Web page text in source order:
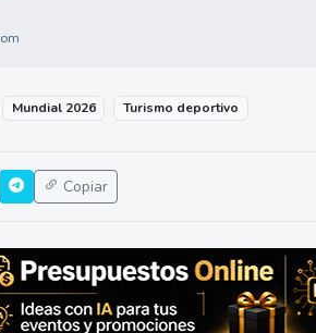
Mundial 2026 Turismo deportivo
Copiar